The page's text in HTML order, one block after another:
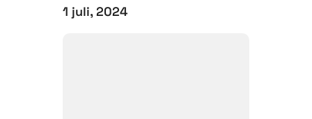
1 juli, 2024